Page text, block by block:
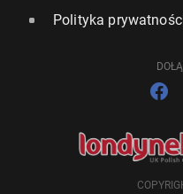
Polityka